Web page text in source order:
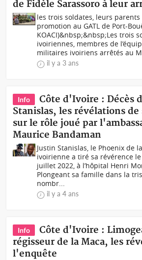
de Fidèle Sarassoro à leur
les trois soldates, leurs
promotion au GATL de Port-
KOACI)&nbsp;&nbsp;Les trois
ivoiriennes, membres de
militaires ivoiriens arrêtés au
il y a 3 ans
Info
Côte d'Ivoire : Décès
Stanislas, les révélations de
sur le rôle joué par
Maurice Bandaman
Justin Stanislas, le Phoenix de
ivoirienne a tiré sa révérence
juillet 2022, à l’hôpital Henri
Plongeant sa famille dans la
nombr...
il y a 4 ans
Info
Côte d'Ivoire :
régisseur de la Maca, les
l'enquête